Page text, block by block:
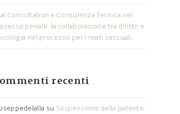
Consultation e Consulenza Tecnica nel
penale: la collaborazione tra diritto e
nel processo per i reati sessuali.
recenti
su Sospensione della patente.